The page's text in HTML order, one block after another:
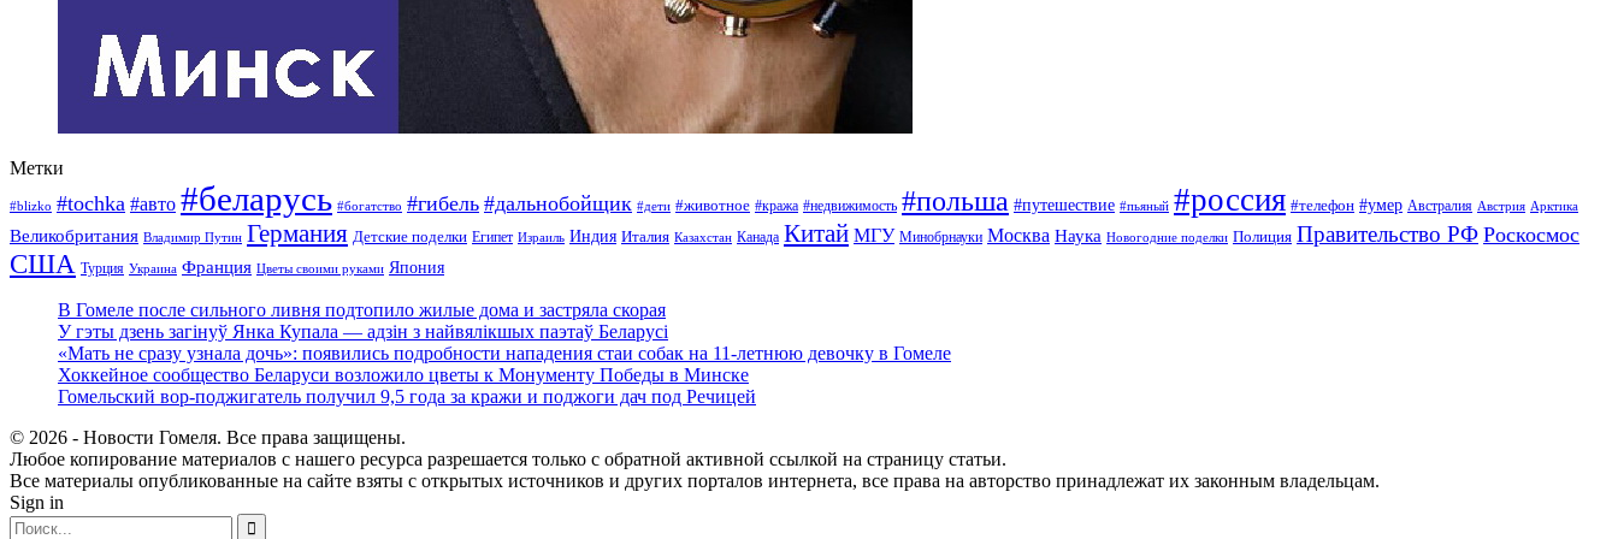
Метки
#blizko #tochka #авто #беларусь #богатство #гибель #дальнобойщик #дети #животное #кража #недвижимость #польша #путешествие #пьяный #россия #телефон #умер Австралия Австрия Арктика
Великобритания Владимир Путин Германия Детские поделки Египет Израиль Индия Италия Казахстан Канада Китай МГУ Минобрнауки Москва Наука Новогодние поделки Полиция Правительство РФ Роскосмос
США Турция Украина Франция Цветы своими руками Япония
В Гомеле после сильного ливня подтопило жилые дома и застряла скорая
У гэты дзень загінуў Янка Купала — адзін з найвялікшых паэтаў Беларусі
«Мать не сразу узнала дочь»: появились подробности нападения стаи собак на 11-летнюю девочку в Гомеле
Хоккейное сообщество Беларуси возложило цветы к Монументу Победы в Минске
Гомельский вор-поджигатель получил 9,5 года за кражи и поджоги дач под Речицей
© 2026 - Новости Гомеля. Все права защищены.
Любое копирование материалов с нашего ресурса разрешается только с обратной активной ссылкой на страницу статьи.
Все материалы опубликованные на сайте взяты с открытых источников и других порталов интернета, все права на авторство принадлежат их законным владельцам.
Sign in